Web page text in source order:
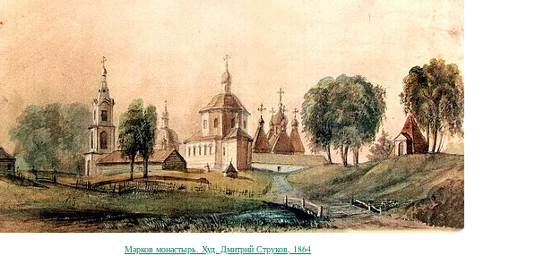
Марков монастырь. Худ. Дмитрий Струков, 1864